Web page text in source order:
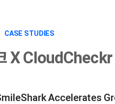
CASE STUDIES
X CloudCheckr
Accelerates